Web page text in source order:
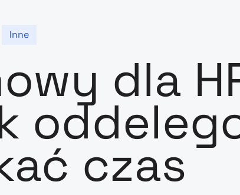
Inne
dla
czas